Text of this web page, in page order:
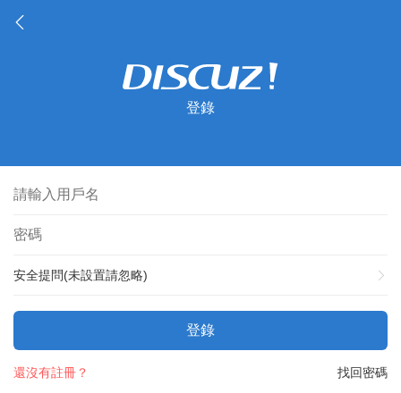
登錄
安全提問(未設置請忽略)
登錄
找回密碼
還沒有註冊？